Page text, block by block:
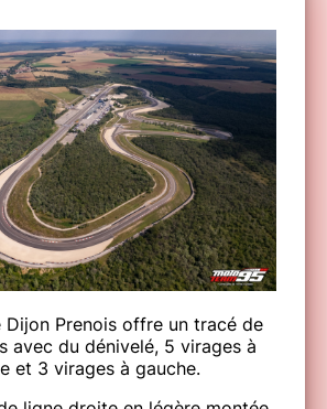
Dijon Prenois offre un tracé de
avec du dénivelé, 5 virages à
et 3 virages à gauche.